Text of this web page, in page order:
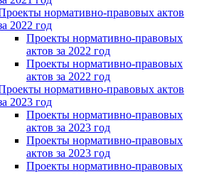
нормативно-правовых актов
2022 год
Проекты нормативно-правовых
актов за 2022 год
Проекты нормативно-правовых
актов за 2022 год
нормативно-правовых актов
2023 год
Проекты нормативно-правовых
актов за 2023 год
Проекты нормативно-правовых
актов за 2023 год
Проекты нормативно-правовых